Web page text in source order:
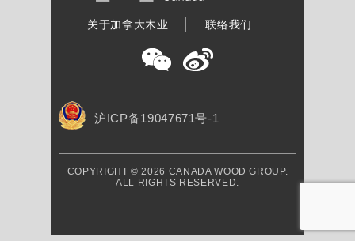
关于加拿大木业 联络我们
沪ICP备19047671号-1
COPYRIGHT © 2026 CANADA WOOD GROUP.
ALL RIGHTS RESERVED.